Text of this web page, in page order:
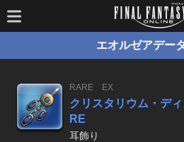
エオルゼアデー
RARE
EX
クリスタリウム・デ
RE
耳飾り